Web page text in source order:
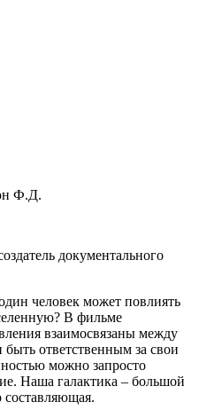
Ф.Д.
документального
человек может повлиять
В фильме
взаимосвязаны между
ответственным за свои
можно запросто
Наша галактика – большой
составляющая.